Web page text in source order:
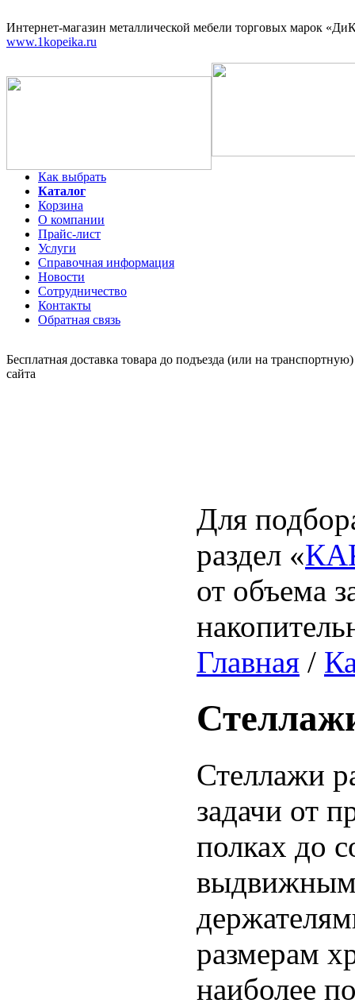
Интернет-магазин металлической мебели торговых марок
www.1kopeika.ru
Как выбрать
Каталог
Корзина
О компании
Прайс-лист
Услуги
Справочная информация
Новости
Сотрудничество
Контакты
Обратная связь
Бесплатная доставка товара до подъезда (или на
сайта
Для
раздел «
от объема
Главная /
Стеллажи
задачи от
полках до
размерам
наиболее